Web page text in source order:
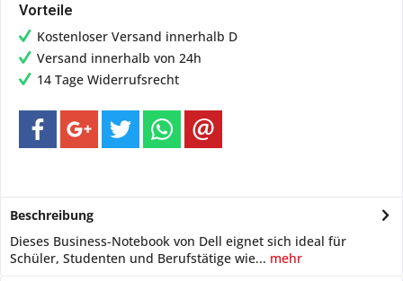
Vorteile
Kostenloser Versand innerhalb D
Versand innerhalb von 24h
14 Tage Widerrufsrecht
Beschreibung
Dieses Business-Notebook von Dell eignet sich ideal für
Schüler, Studenten und Berufstätige wie... mehr